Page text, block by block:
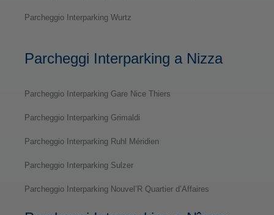
Parcheggio Interparking Wurtz
Parcheggi Interparking a Nizza
Parcheggio Interparking Gare Nice Thiers
Parcheggio Interparking Grimaldi
Parcheggio Interparking Ruhl Méridien
Parcheggio Interparking Sulzer
Parcheggio Interparking Nouvel’R Quartier d’Affaires